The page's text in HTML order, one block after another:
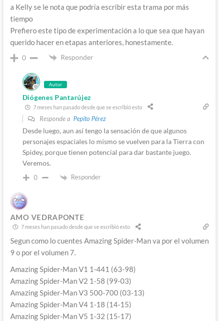
a Kelly se le nota que podría escribir esta trama por más
tiempo
Prefiero este tipo de experimentación a lo que sea que hayan
querido hacer en etapas anteriores, honestamente.
0 Responder
Autor
Diógenes Pantarújez
7 meses han pasado desde que se escribió esto
Responde a Pepito Pérez
Desde luego, aun así tengo la sensación de que algunos
personajes espaciales lo mismo se vuelven para la Tierra con
Spidey, porque tienen potencial para dar bastante juego.
Veremos.
0 Responder
AMO VEDRAPONTE
7 meses han pasado desde que se escribió esto
Segun como lo cuentes Amazing Spider-Man va por el volumen
9 o por el volumen 7.
Amazing Spider-Man V1 1-441 (63-98)
Amazing Spider-Man V2 1-58 (99-03)
Amazing Spider-Man V3 500-700 (03-13)
Amazing Spider-Man V4 1-18 (14-15)
Amazing Spider-Man V5 1-32 (15-17)